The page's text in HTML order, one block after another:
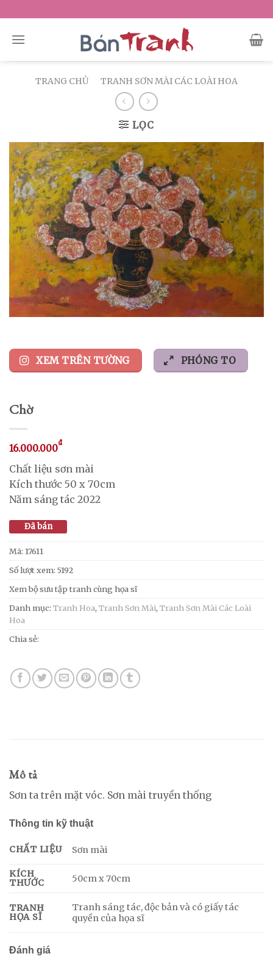
to
content
TRANG CHỦ TRANH SƠN MÀI CÁC LOÀI HOA
LỌC
XEM TRÊN TƯỜNG PHÓNG TO
Chờ
16.000.000₫
Chất liệu sơn mài
Kích thước 50 x 70cm
Năm sáng tác 2022
Đã bán
Mã: 17611
Số lượt xem: 5192
Xem bộ sưu tập tranh cùng họa sĩ
Danh mục: Tranh Hoa, Tranh Sơn Mài, Tranh Sơn Mài Các Loài
Hoa
Chia sẻ:
Mô tả
Sơn ta trên mặt vóc. Sơn mài truyền thống
Thông tin kỹ thuật
CHẤT LIỆU Sơn mài
KÍCH
THƯỚC
50cm x 70cm
TRANH
HỌA SĨ
Tranh sáng tác, độc bản và có giấy tác
quyền của họa sĩ
Đánh giá